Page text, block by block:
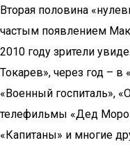
Вторая половина
частым появлением
2010 году зрители
Токарев», через год –
«Военный госпиталь»,
телефильмы «Дед
«Капитаны» и многие